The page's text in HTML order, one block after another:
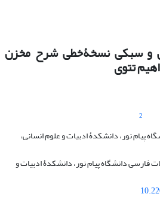
و سبکی نسخۀخطی شرح مخزن
تتوی
2
پیام ‌نور، دانشکدۀ ادبیات و علوم انسانی،
فارسی دانشگاه پیام‌ نور، دانشکدۀ ادبیات و